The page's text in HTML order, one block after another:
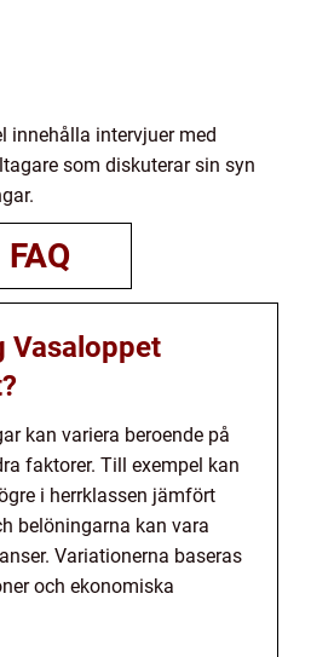
innehålla intervjuer med
som diskuterar sin syn
FAQ
Vasaloppet
kan variera beroende på
faktorer. Till exempel kan
i herrklassen jämfört
belöningarna kan vara
Variationerna baseras
och ekonomiska